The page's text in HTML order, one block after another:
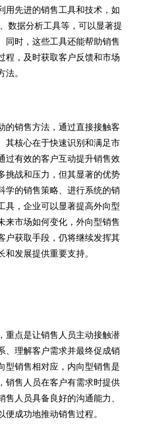
用先进的销售工具和技术，如
数据分析工具等，可以显著提
同时，这些工具还能帮助销售
程，及时获取客户反馈和市场
。
的销售方法，通过直接接触客
其核心在于快速识别和满足市
过有效的客户互动提升销售效
挑战和压力，但其显著的优势
学的销售策略、进行系统的销
具，企业可以显著提高外向型
来市场如何变化，外向型销售
户获取手段，仍将继续发挥其
发展提供重要支持。
重点是让销售人员主动接触潜
、理解客户需求并最终促成销
型销售相对应，内向型销售是
销售人员在客户有需求时提供
人员具备良好的沟通能力、
成功地推动销售过程。